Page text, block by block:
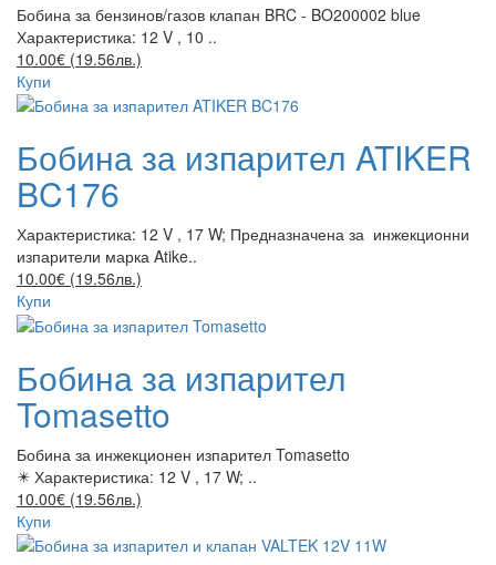
Бобина за бензинов/газов клапан BRC - BO200002 blue
Характеристика: 12 V , 10 ..
10.00€ (19.56лв.)
Купи
Бобина за изпарител ATIKER
BC176
Характеристика: 12 V , 17 W; Предназначена за инжекционни
изпарители марка Atike..
10.00€ (19.56лв.)
Купи
Бобина за изпарител
Tomasetto
Бобина за инжекционен изпарител Tomasetto
✴️ Характеристика: 12 V , 17 W; ..
10.00€ (19.56лв.)
Купи